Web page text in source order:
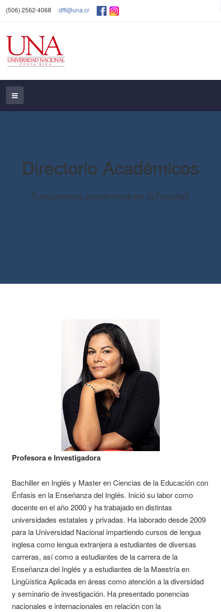
(506) 2562-4068 dffl@una.cr
Directorio Académicos
Funcionarios académicos de la Facultad
Profesora e Investigadora
Bachiller en Inglés y Master en Ciencias de la Educación con
Énfasis en la Enseñanza del Inglés. Inició su labor como
docente en el año 2000 y ha trabajado en distintas
universidades estatales y privadas. Ha laborado desde 2009
para la Universidad Nacional impartiendo cursos de lengua
inglesa como lengua extranjera a estudiantes de diversas
carreras, así como a estudiantes de la carrera de la
Enseñanza del Inglés y a estudiantes de la Maestría en
Lingüística Aplicada en áreas como atención a la diversidad
y seminario de investigación. Ha presentado ponencias
nacionales e internacionales en relación con la